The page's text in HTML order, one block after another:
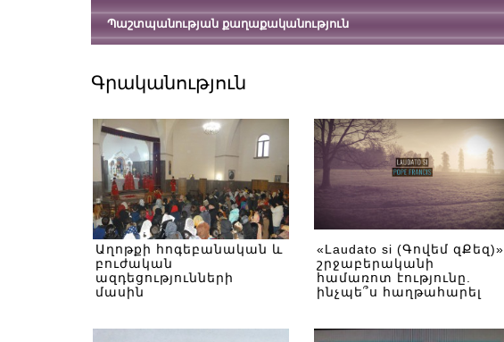
Պաշտպանության քաղաքականություն
Գրականություն
Աղոթքի հոգեբանական և
բուժական
ազդեցությունների
մասին
«Laudato si (Գովեմ զՔեզ)»
շրջաբերականի
համառոտ էությունը.
ինչպե՞ս հաղթահարել